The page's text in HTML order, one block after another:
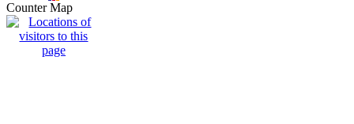
Counter Map